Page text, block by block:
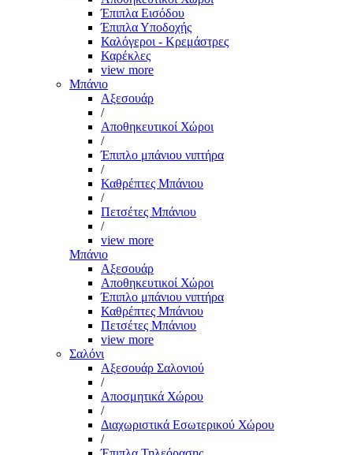
Έπιπλα Εισόδου
Έπιπλα Υποδοχής
Καλόγεροι - Κρεμάστρες
Καρέκλες
view more
Μπάνιο
Αξεσουάρ
/
Αποθηκευτικοί Χώροι
/
Έπιπλο μπάνιου νιπτήρα
/
Καθρέπτες Μπάνιου
/
Πετσέτες Μπάνιου
/
view more
Μπάνιο
Αξεσουάρ
Αποθηκευτικοί Χώροι
Έπιπλο μπάνιου νιπτήρα
Καθρέπτες Μπάνιου
Πετσέτες Μπάνιου
view more
Σαλόνι
Αξεσουάρ Σαλονιού
/
Αποσμητικά Χώρου
/
Διαχωριστικά Εσωτερικού Χώρου
/